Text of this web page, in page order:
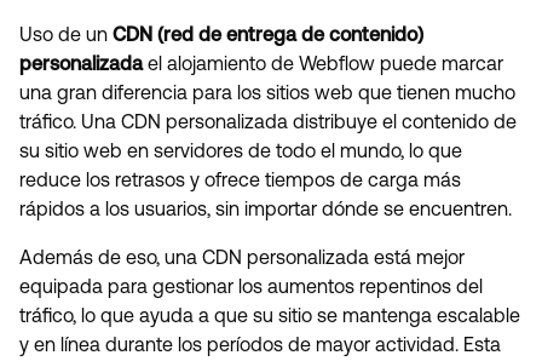
Uso de un CDN (red de entrega de contenido)
personalizadael alojamiento de Webflow puede marcar
una gran diferencia para los sitios web que tienen mucho
tráfico. Una CDN personalizada distribuye el contenido de
su sitio web en servidores de todo el mundo, lo que
reduce los retrasos y ofrece tiempos de carga más
rápidos a los usuarios, sin importar dónde se encuentren.
Además de eso, una CDN personalizada está mejor
equipada para gestionar los aumentos repentinos del
tráfico, lo que ayuda a que su sitio se mantenga escalable
y en línea durante los períodos de mayor actividad. Esta